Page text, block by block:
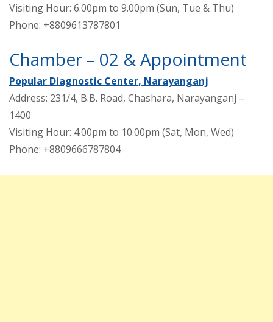
Visiting Hour: 6.00pm to 9.00pm (Sun, Tue & Thu)
Phone: +8809613787801
Chamber – 02 & Appointment
Popular Diagnostic Center, Narayanganj
Address: 231/4, B.B. Road, Chashara, Narayanganj –
1400
Visiting Hour: 4.00pm to 10.00pm (Sat, Mon, Wed)
Phone: +8809666787804